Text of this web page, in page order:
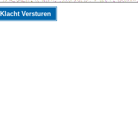
Klacht Versturen